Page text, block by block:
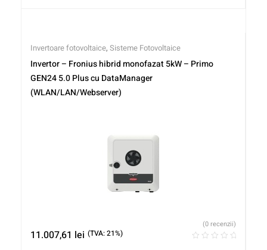
Invertoare fotovoltaice, Sisteme Fotovoltaice
Invertor – Fronius hibrid monofazat 5kW – Primo
GEN24 5.0 Plus cu DataManager
(WLAN/LAN/Webserver)
11.007,61 lei (TVA: 21%)
(0 recenzii)